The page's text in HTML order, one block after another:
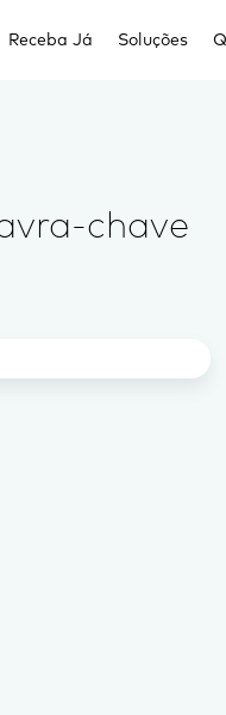
Receba Já Soluções
chave